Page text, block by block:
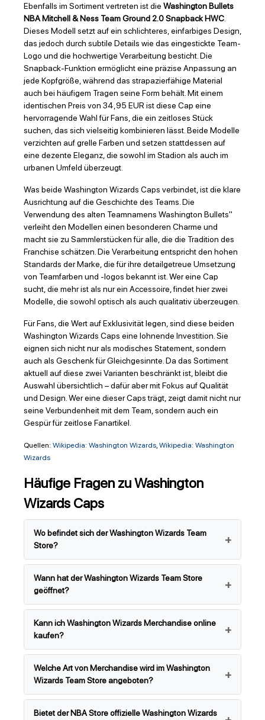
Ebenfalls im Sortiment vertreten ist die Washington Bullets
NBA Mitchell & Ness Team Ground 2.0 Snapback HWC.
Dieses Modell setzt auf ein schlichteres, einfarbiges Design,
das jedoch durch subtile Details wie das eingestickte Team-
Logo und die hochwertige Verarbeitung besticht. Die
Snapback-Funktion ermöglicht eine präzise Anpassung an
jede Kopfgröße, während das strapazierfähige Material
auch bei häufigem Tragen seine Form behält. Mit einem
identischen Preis von 34,95 EUR ist diese Cap eine
hervorragende Wahl für Fans, die ein zeitloses Stück
suchen, das sich vielseitig kombinieren lässt. Beide Modelle
verzichten auf grelle Farben und setzen stattdessen auf
eine dezente Eleganz, die sowohl im Stadion als auch im
urbanen Umfeld überzeugt.
Was beide Washington Wizards Caps verbindet, ist die klare
Ausrichtung auf die Geschichte des Teams. Die
Verwendung des alten Teamnamens Washington Bullets"
verleiht den Modellen einen besonderen Charme und
macht sie zu Sammlerstücken für alle, die die Tradition des
Franchise schätzen. Die Verarbeitung entspricht den hohen
Standards der Marke, die für ihre detailgetreue Umsetzung
von Teamfarben und -logos bekannt ist. Wer eine Cap
sucht, die mehr ist als nur ein Accessoire, findet hier zwei
Modelle, die sowohl optisch als auch qualitativ überzeugen.
Für Fans, die Wert auf Exklusivität legen, sind diese beiden
Washington Wizards Caps eine lohnende Investition. Sie
eignen sich nicht nur als modisches Statement, sondern
auch als Geschenk für Gleichgesinnte. Da das Sortiment
aktuell auf diese zwei Varianten beschränkt ist, bleibt die
Auswahl übersichtlich – dafür aber mit Fokus auf Qualität
und Design. Wer eine dieser Caps trägt, zeigt damit nicht nur
seine Verbundenheit mit dem Team, sondern auch ein
Gespür für zeitlose Fanartikel.
Quellen: Wikipedia: Washington Wizards, Wikipedia: Washington
Wizards
Häufige Fragen zu Washington
Wizards Caps
Wo befindet sich der Washington Wizards Team
Store?
Wann hat der Washington Wizards Team Store
geöffnet?
Kann ich Washington Wizards Merchandise online
kaufen?
Welche Art von Merchandise wird im Washington
Wizards Team Store angeboten?
Bietet der NBA Store offizielle Washington Wizards